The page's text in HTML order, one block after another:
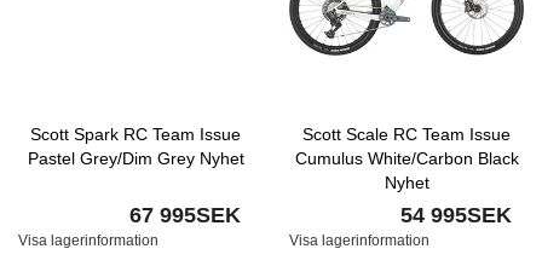
Scott Spark RC Team Issue
Pastel Grey/Dim Grey Nyhet
67 995SEK
Visa lagerinformation
Scott Scale RC Team Issue
Cumulus White/Carbon Black
Nyhet
54 995SEK
Visa lagerinformation